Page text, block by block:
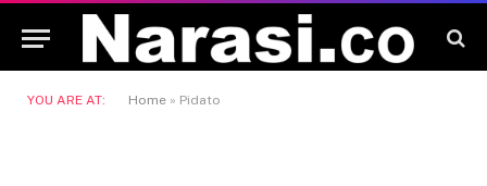
YOU ARE AT: Home » Pidato